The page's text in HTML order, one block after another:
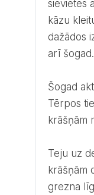
sievietes
kāzu
dažādos
arī šogad.
šogad aktuālas būs kāzu kleitas, kurās aizgājušo laiku romantika apvienojas ar mūsdienīgiem siluetiem.
Tērpos
krāšņām
Teju uz
krāšņām
grezna